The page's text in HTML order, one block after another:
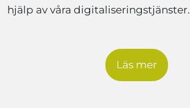
hjälp av våra digitaliseringstjänster.
Läs mer